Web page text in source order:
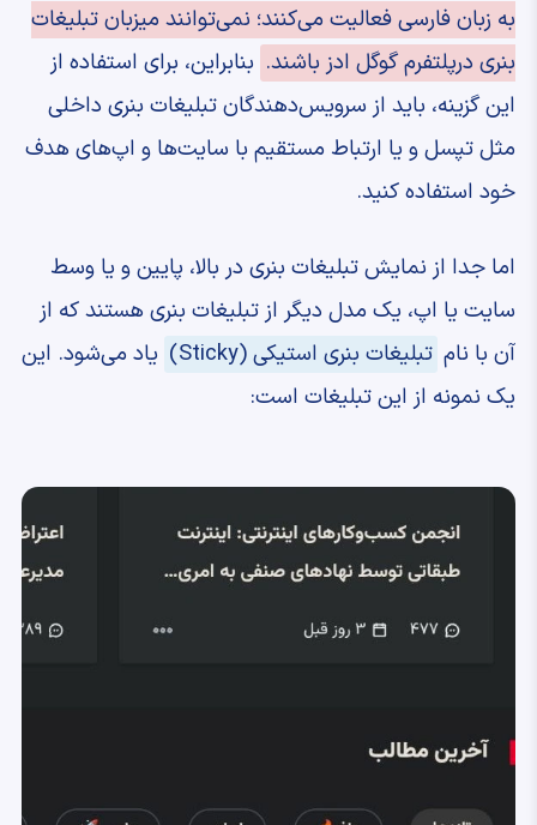
به زبان فارسی فعالیت می‌کنند؛ نمی‌توانند میزبان تبلیغات
بنری درپلتفرم گوگل ادز باشند. بنابراین، برای استفاده از
این گزینه، باید از سرویس‌دهندگان تبلیغات بنری داخلی
مثل تپسل و یا ارتباط مستقیم با سایت‌ها و اپ‌های هدف
خود استفاده کنید.
اما جدا از نمایش تبلیغات بنری در بالا، پایین و یا وسط
سایت یا اپ، یک مدل دیگر از تبلیغات بنری هستند که از
آن با نام تبلیغات بنری استیکی (Sticky)
یاد می‌شود. این
یک نمونه از این تبلیغات است: